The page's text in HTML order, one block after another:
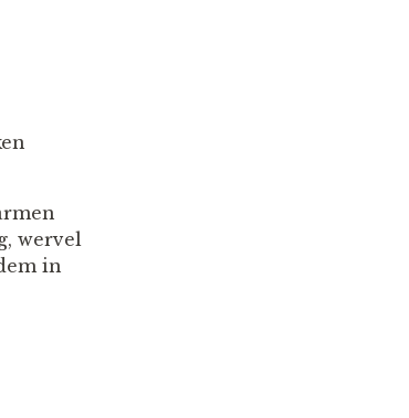
wervel
in